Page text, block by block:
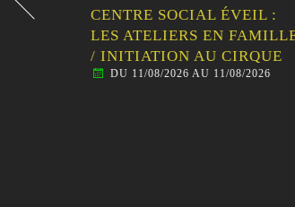
CENTRE SOCIAL ÉVEIL :
LES ATELIERS EN FAMILLE
/ INITIATION AU CIRQUE
DU 11/08/2026 AU 11/08/2026